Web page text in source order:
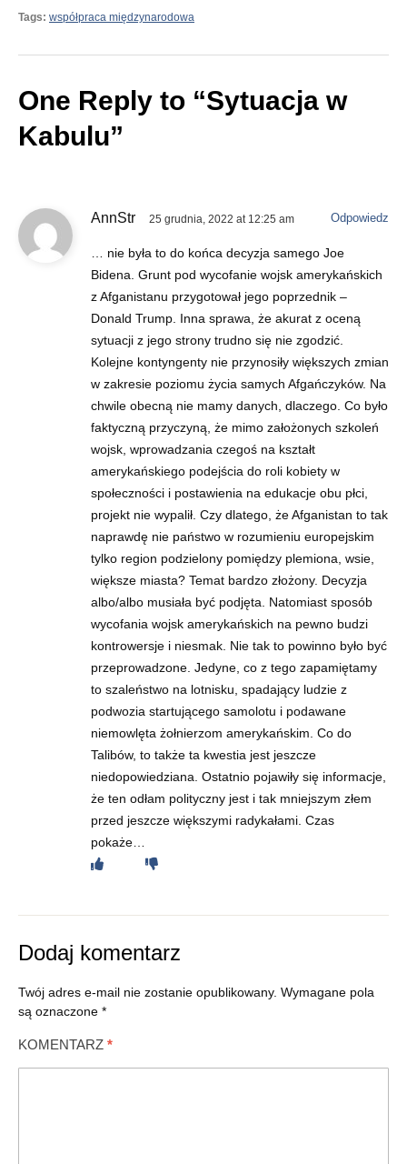
Tags: współpraca międzynarodowa
One Reply to “Sytuacja w
Kabulu”
AnnStr 25 grudnia, 2022 at 12:25 am Odpowiedz
… nie była to do końca decyzja samego Joe
Bidena. Grunt pod wycofanie wojsk amerykańskich
z Afganistanu przygotował jego poprzednik –
Donald Trump. Inna sprawa, że akurat z oceną
sytuacji z jego strony trudno się nie zgodzić.
Kolejne kontyngenty nie przynosiły większych zmian
w zakresie poziomu życia samych Afgańczyków. Na
chwile obecną nie mamy danych, dlaczego. Co było
faktyczną przyczyną, że mimo założonych szkoleń
wojsk, wprowadzania czegoś na kształt
amerykańskiego podejścia do roli kobiety w
społeczności i postawienia na edukacje obu płci,
projekt nie wypalił. Czy dlatego, że Afganistan to tak
naprawdę nie państwo w rozumieniu europejskim
tylko region podzielony pomiędzy plemiona, wsie,
większe miasta? Temat bardzo złożony. Decyzja
albo/albo musiała być podjęta. Natomiast sposób
wycofania wojsk amerykańskich na pewno budzi
kontrowersje i niesmak. Nie tak to powinno było być
przeprowadzone. Jedyne, co z tego zapamiętamy
to szaleństwo na lotnisku, spadający ludzie z
podwozia startującego samolotu i podawane
niemowlęta żołnierzom amerykańskim. Co do
Talibów, to także ta kwestia jest jeszcze
niedopowiedziana. Ostatnio pojawiły się informacje,
że ten odłam polityczny jest i tak mniejszym złem
przed jeszcze większymi radykałami. Czas
pokaże…
Dodaj komentarz
Twój adres e-mail nie zostanie opublikowany. Wymagane pola
są oznaczone *
KOMENTARZ *